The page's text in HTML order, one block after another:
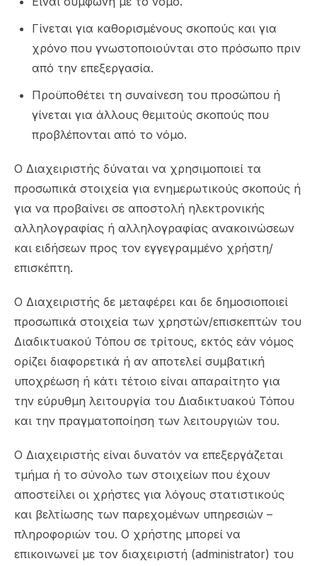
Γίνεται για καθορισμένους σκοπούς και για
χρόνο που γνωστοποιούνται στο πρόσωπο πριν
από την επεξεργασία.
Προϋποθέτει τη συναίνεση του προσώπου ή
γίνεται για άλλους θεμιτούς σκοπούς που
προβλέπονται από το νόμο.
Ο Διαχειριστής δύναται να χρησιμοποιεί τα
προσωπικά στοιχεία για ενημερωτικούς σκοπούς ή
για να προβαίνει σε αποστολή ηλεκτρονικής
αλληλογραφίας ή αλληλογραφίας ανακοινώσεων
και ειδήσεων προς τον εγγεγραμμένο χρήστη/
επισκέπτη.
Ο Διαχειριστής δε μεταφέρει και δε δημοσιοποιεί
προσωπικά στοιχεία των χρηστών/επισκεπτών του
Διαδικτυακού Τόπου σε τρίτους, εκτός εάν νόμος
ορίζει διαφορετικά ή αν αποτελεί συμβατική
υποχρέωση ή κάτι τέτοιο είναι απαραίτητο για
την εύρυθμη λειτουργία του Διαδικτυακού Τόπου
και την πραγματοποίηση των λειτουργιών του.
Ο Διαχειριστής είναι δυνατόν να επεξεργάζεται
τμήμα ή το σύνολο των στοιχείων που έχουν
αποστείλει οι χρήστες για λόγους στατιστικούς
και βελτίωσης των παρεχομένων υπηρεσιών –
πληροφοριών του. Ο χρήστης μπορεί να
επικοινωνεί με τον διαχειριστή (administrator) του